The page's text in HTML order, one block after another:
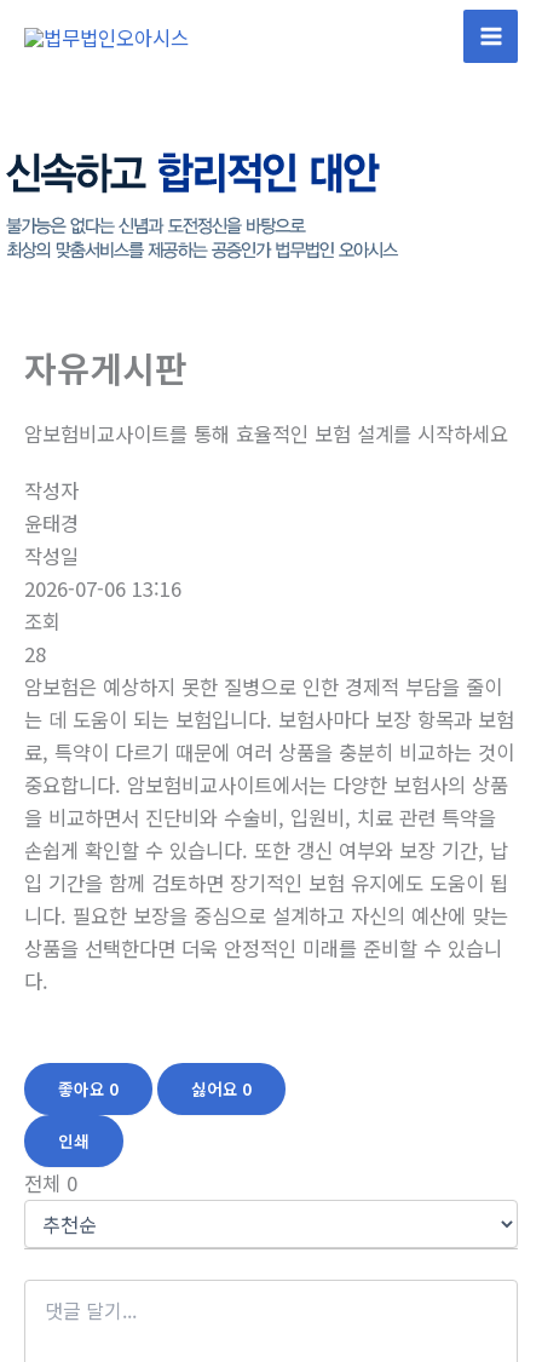
너
뛰
기
Main
자유게시판
암보험비교사이트를 통해 효율적인 보험 설계를 시작하세요
작성자
윤태경
작성일
2026-07-06 13:16
조회
28
암보험은 예상하지 못한 질병으로 인한 경제적 부담을 줄이
는 데 도움이 되는 보험입니다. 보험사마다 보장 항목과 보험
료, 특약이 다르기 때문에 여러 상품을 충분히 비교하는 것이
중요합니다. 암보험비교사이트에서는 다양한 보험사의 상품
을 비교하면서 진단비와 수술비, 입원비, 치료 관련 특약을
손쉽게 확인할 수 있습니다. 또한 갱신 여부와 보장 기간, 납
입 기간을 함께 검토하면 장기적인 보험 유지에도 도움이 됩
니다. 필요한 보장을 중심으로 설계하고 자신의 예산에 맞는
상품을 선택한다면 더욱 안정적인 미래를 준비할 수 있습니
다.
좋아요 0 싫어요 0
인쇄
전체 0